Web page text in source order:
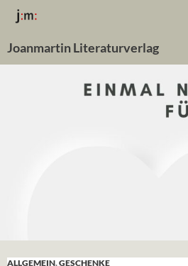
Joanmartin Literaturverlag
ALLGEMEIN,GESCHENKE